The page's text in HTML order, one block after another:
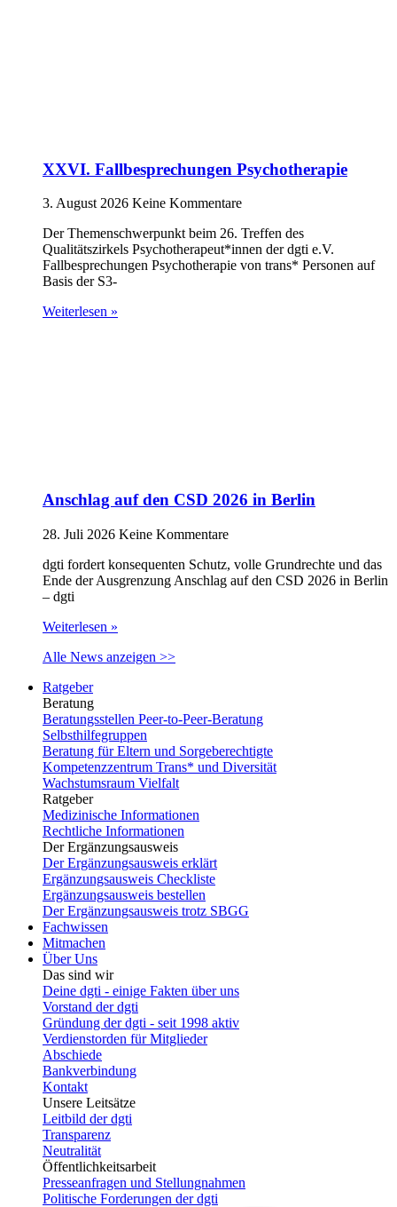
XXVI. Fallbesprechungen Psychotherapie
3. August 2026 Keine Kommentare
Der Themenschwerpunkt beim 26. Treffen des
Qualitätszirkels Psychotherapeut*innen der dgti e.V.
Fallbesprechungen Psychotherapie von trans* Personen auf
Basis der S3-
Weiterlesen »
Anschlag auf den CSD 2026 in Berlin
28. Juli 2026 Keine Kommentare
dgti fordert konsequenten Schutz, volle Grundrechte und das
Ende der Ausgrenzung Anschlag auf den CSD 2026 in Berlin
– dgti
Weiterlesen »
Alle News anzeigen >>
Ratgeber
Beratung
Beratungsstellen Peer-to-Peer-Beratung
Selbsthilfegruppen
Beratung für Eltern und Sorgeberechtigte
Kompetenzzentrum Trans* und Diversität
Wachstumsraum Vielfalt
Ratgeber
Medizinische Informationen
Rechtliche Informationen
Der Ergänzungsausweis
Der Ergänzungsausweis erklärt
Ergänzungsausweis Checkliste
Ergänzungsausweis bestellen
Der Ergänzungsausweis trotz SBGG
Fachwissen
Mitmachen
Über Uns
Das sind wir
Deine dgti - einige Fakten über uns
Vorstand der dgti
Gründung der dgti - seit 1998 aktiv
Verdienstorden für Mitglieder
Abschiede
Bankverbindung
Kontakt
Unsere Leitsätze
Leitbild der dgti
Transparenz
Neutralität
Öffentlichkeitsarbeit
Presseanfragen und Stellungnahmen
Politische Forderungen der dgti